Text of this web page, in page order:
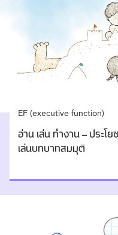
EF (executive function)
อ่าน เล่น ทำงาน – ประโ
เล่นบทบาทสมมุติ